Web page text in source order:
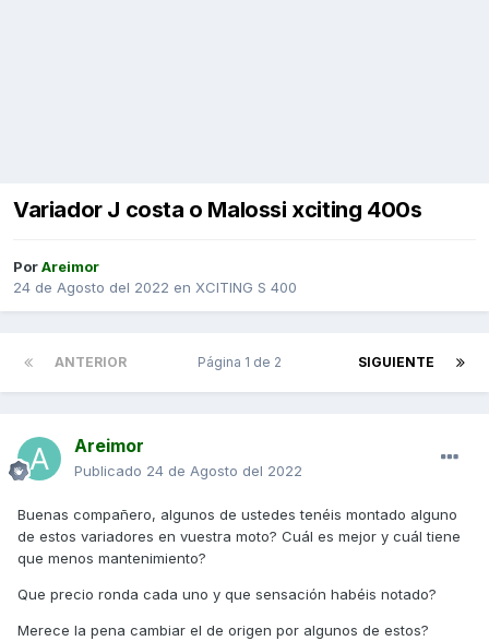
Variador J costa o Malossi xciting 400s
PorAreimor
24 de Agosto del 2022 en XCITING S 400
ANTERIOR SIGUIENTE
Página 1 de 2
Areimor
Publicado 24 de Agosto del 2022
Buenas compañero, algunos de ustedes tenéis montado alguno
de estos variadores en vuestra moto? Cuál es mejor y cuál tiene
que menos mantenimiento?
Que precio ronda cada uno y que sensación habéis notado?
Merece la pena cambiar el de origen por algunos de estos?